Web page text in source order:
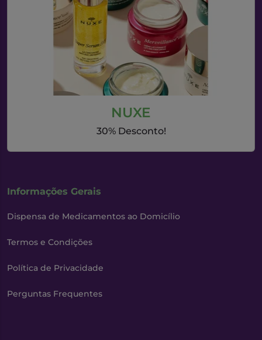
NUXE
30% Desconto!
Informações Gerais
Dispensa de Medicamentos ao Domicílio
Termos e Condições
Política de Privacidade
Perguntas Frequentes